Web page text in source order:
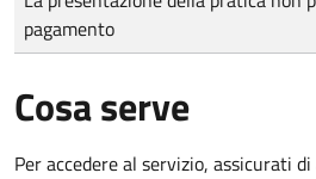
pagamento
Cosa serve
Per accedere al servizio, assicurati